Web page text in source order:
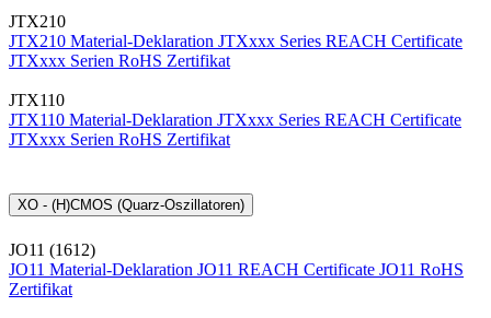
JTX210
JTX210 Material-Deklaration JTXxxx Series REACH Certificate
JTXxxx Serien RoHS Zertifikat
JTX110
JTX110 Material-Deklaration JTXxxx Series REACH Certificate
JTXxxx Serien RoHS Zertifikat
XO - (H)CMOS (Quarz-Oszillatoren)
JO11 (1612)
JO11 Material-Deklaration JO11 REACH Certificate JO11 RoHS
Zertifikat